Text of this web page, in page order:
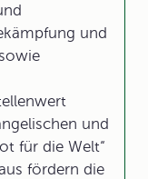
und
und
für die Welt“
fördern die